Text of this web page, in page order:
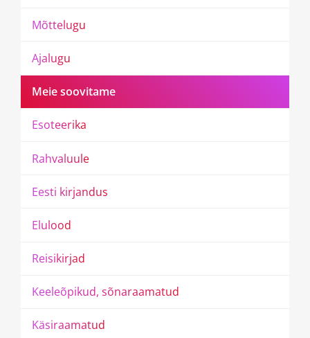
Mõttelugu
Ajalugu
Meiesoovitame
Esoteerika
Rahvaluule
Eesti kirjandus
Elulood
Reisikirjad
Keeleõpikud, sõnaraamatud
Käsiraamatud